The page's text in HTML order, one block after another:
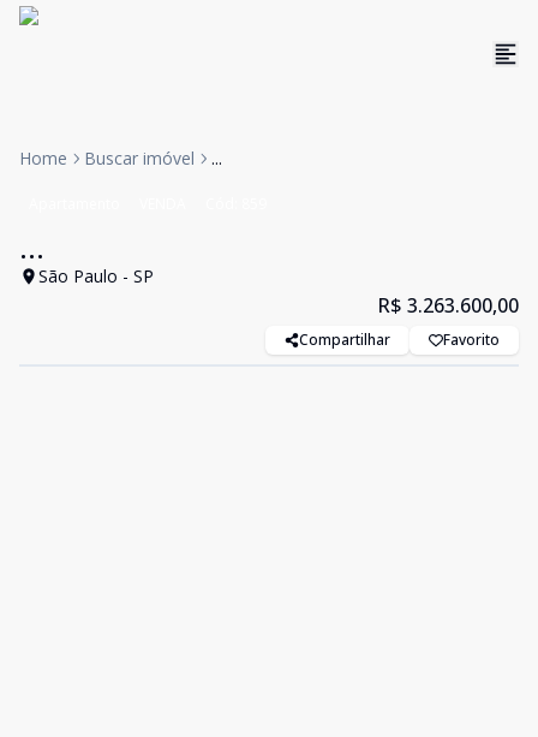
Home Buscar imóvel ...
...
São Paulo - SP
R$ 3.263.600,00
Compartilhar Favorito